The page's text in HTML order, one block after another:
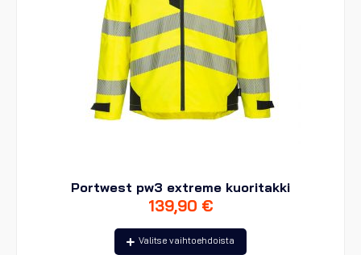
Portwest pw3 extreme kuoritakki
139,90 €
Valitse vaihtoehdoista
Tällä